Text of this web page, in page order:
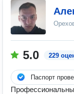
5.0 229
Паспорт